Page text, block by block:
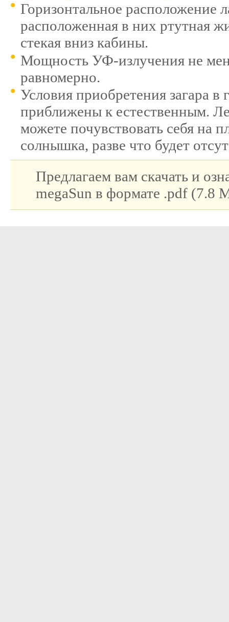
Горизонтальное расположение
расположенная в них ртутная
стекая вниз кабины.
Мощность УФ-излучения не
равномерно.
Условия приобретения загара
приближены к естественным.
можете почувствовать себя на
солнышка, разве что будет
Предлагаем вам скачать и
megaSun в формате .pdf (7.8